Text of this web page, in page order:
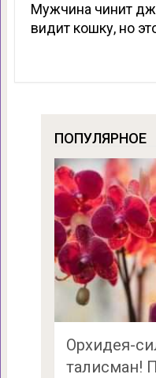
Мужчина чинит
видит кошку, но
ПОПУЛЯРНОЕ
Орхидея-
талисман!